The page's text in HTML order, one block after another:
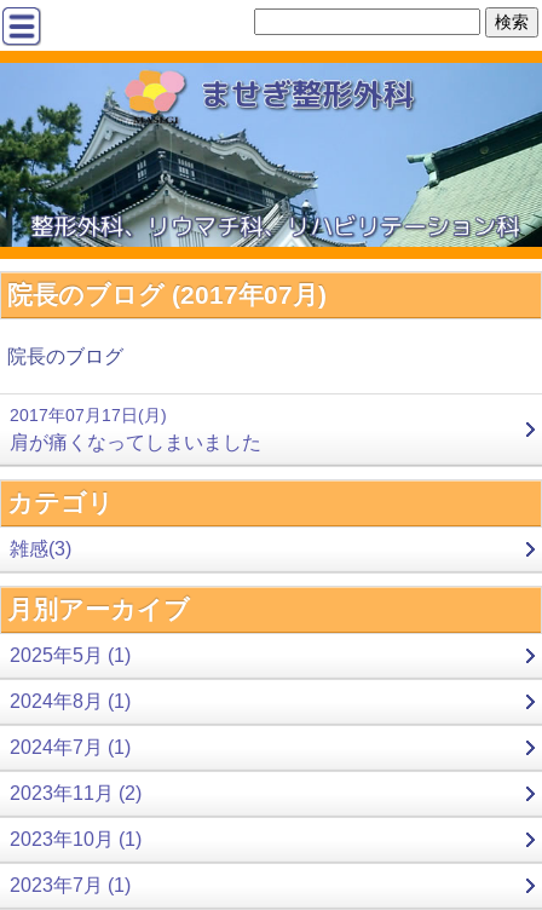
院長のブログ (2017年07月)
院長のブログ
2017年07月17日(月)
肩が痛くなってしまいました
カテゴリ
雑感(3)
月別アーカイブ
2025年5月 (1)
2024年8月 (1)
2024年7月 (1)
2023年11月 (2)
2023年10月 (1)
2023年7月 (1)